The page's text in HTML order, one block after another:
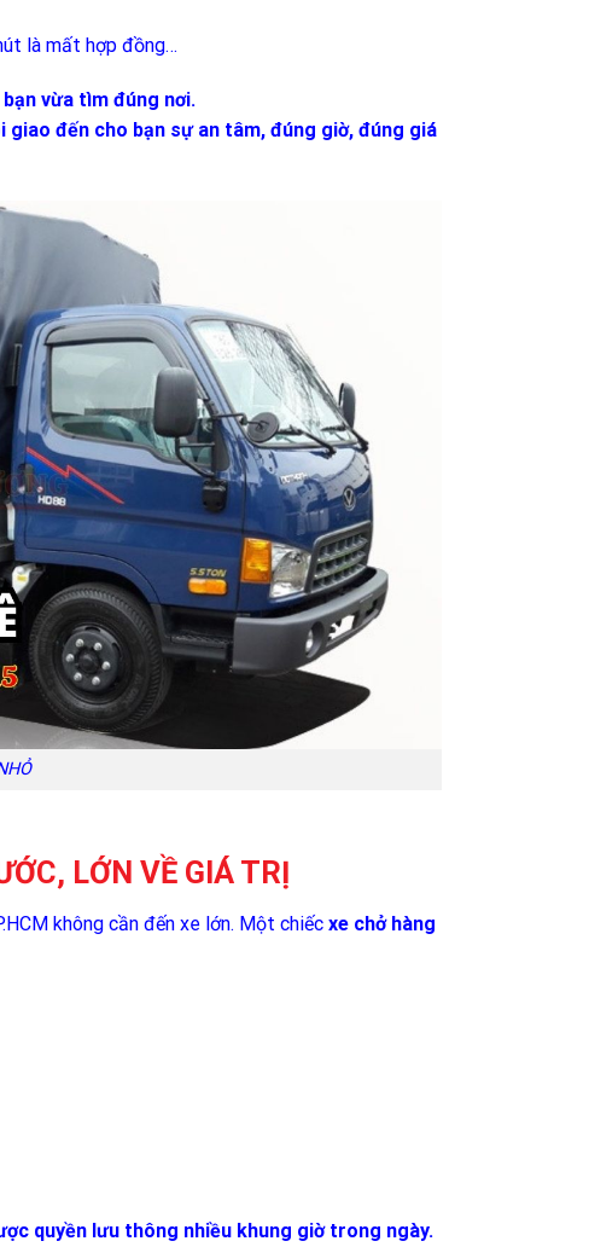
là mất hợp đồng…
vừa tìm đúng nơi.
giao đến cho bạn sự an tâm, đúng giờ, đúng giá
LỚN VỀ GIÁ TRỊ
không cần đến xe lớn. Một chiếc xe chở hàng
quyền lưu thông nhiều khung giờ trong ngày.